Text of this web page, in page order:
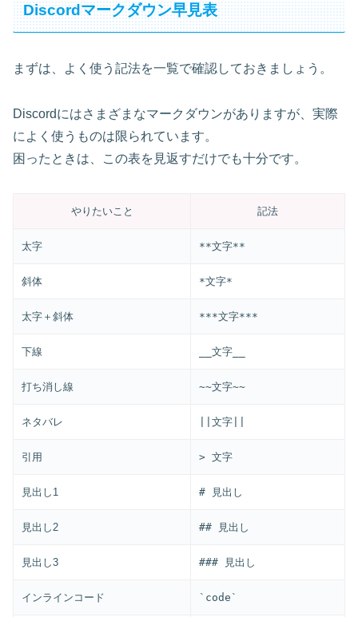
Discordマークダウン早見表
まずは、よく使う記法を一覧で確認しておきましょう。
Discordにはさまざまなマークダウンがありますが、実際
によく使うものは限られています。
困ったときは、この表を見返すだけでも十分です。
やりたいこと 記法
太字 **文字**
斜体 *文字*
太字＋斜体 ***文字***
下線 __文字__
打ち消し線 ~~文字~~
ネタバレ ||文字||
引用 > 文字
見出し1 # 見出し
見出し2 ## 見出し
見出し3 ### 見出し
インラインコード `code`